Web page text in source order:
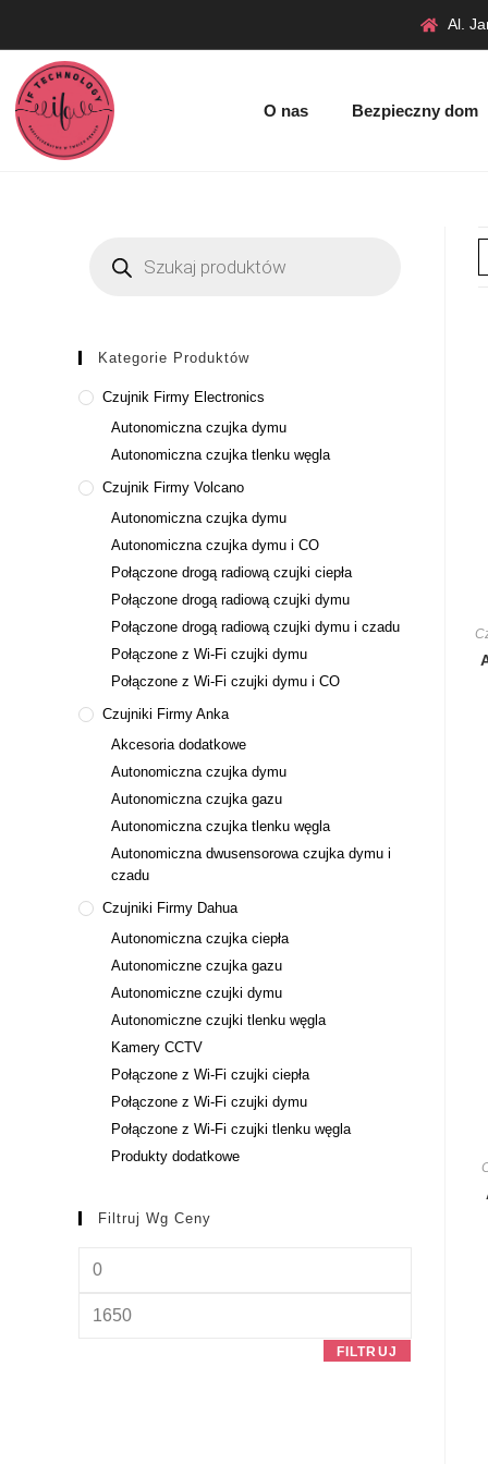
Al.
O nas Bezpieczny dom
Kategorie Produktów
Czujnik Firmy Electronics
Autonomiczna czujka dymu
Autonomiczna czujka tlenku węgla
Czujnik Firmy Volcano
Autonomiczna czujka dymu
Autonomiczna czujka dymu i CO
Połączone drogą radiową czujki ciepła
Połączone drogą radiową czujki dymu
Połączone drogą radiową czujki dymu i czadu
Połączone z Wi-Fi czujki dymu
Połączone z Wi-Fi czujki dymu i CO
Czujniki Firmy Anka
Akcesoria dodatkowe
Autonomiczna czujka dymu
Autonomiczna czujka gazu
Autonomiczna czujka tlenku węgla
Autonomiczna dwusensorowa czujka dymu i
czadu
Czujniki Firmy Dahua
Autonomiczna czujka ciepła
Autonomiczne czujka gazu
Autonomiczne czujki dymu
Autonomiczne czujki tlenku węgla
Kamery CCTV
Połączone z Wi-Fi czujki ciepła
Połączone z Wi-Fi czujki dymu
Połączone z Wi-Fi czujki tlenku węgla
Produkty dodatkowe
Filtruj Wg Ceny
FILTRUJ